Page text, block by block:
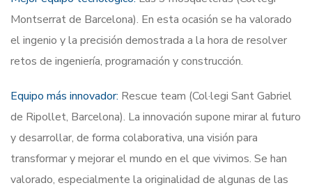
Montserrat de Barcelona). En esta ocasión se ha valorado
el ingenio y la precisión demostrada a la hora de resolver
retos de ingeniería, programación y construcción.
Equipo más innovador: Rescue team (Col·legi Sant Gabriel
de Ripollet, Barcelona). La innovación supone mirar al futuro
y desarrollar, de forma colaborativa, una visión para
transformar y mejorar el mundo en el que vivimos. Se han
valorado, especialmente la originalidad de algunas de las